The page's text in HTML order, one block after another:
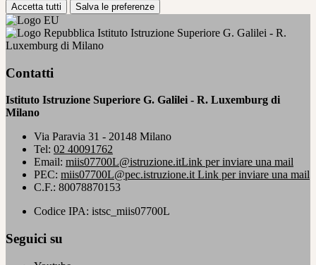
Accetta tutti Salva le preferenze
Istituto Istruzione Superiore G. Galilei - R.
Luxemburg di Milano
Contatti
Istituto Istruzione Superiore G. Galilei - R. Luxemburg di
Milano
Via Paravia 31 - 20148 Milano
Tel: 02 40091762
Email: miis07700L@istruzione.itLink per inviare una mail
PEC: miis07700L@pec.istruzione.itLink per inviare una mail
C.F.: 80078870153
Codice IPA: istsc_miis07700L
Seguici su